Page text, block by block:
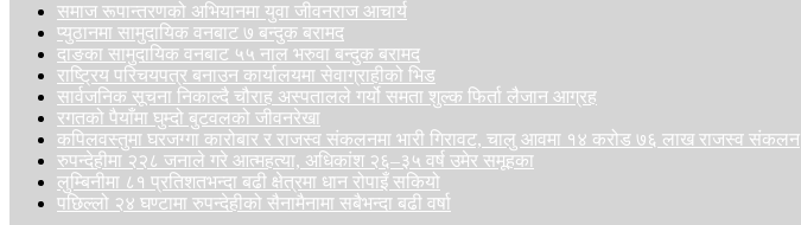
समाज रूपान्तरणको अभियानमा युवा जीवनराज आचार्य
प्युठानमा सामुदायिक वनबाट ७ बन्दुक बरामद
दाङका सामुदायिक वनबाट ५५ नाल भरुवा बन्दुक बरामद
राष्ट्रिय परिचयपत्र बनाउन कार्यालयमा सेवाग्राहीको भिड
सार्वजनिक सूचना निकाल्दै चौराह अस्पतालले गर्यो समता शुल्क फिर्ता लैजान आग्रह
रगतको पैयाँमा घुम्दो बुटवलको जीवनरेखा
कपिलवस्तुमा घरजग्गा कारोबार र राजस्व संकलनमा भारी गिरावट, चालु आवमा १४ करोड ७६ लाख राजस्व संकलन
रुपन्देहीमा २२८ जनाले गरे आत्महत्या, अधिकांश २६–३५ वर्ष उमेर समूहका
लुम्बिनीमा ८१ प्रतिशतभन्दा बढी क्षेत्रमा धान रोपाइँ सकियो
पछिल्लो २४ घण्टामा रुपन्देहीको सैनामैनामा सबैभन्दा बढी वर्षा